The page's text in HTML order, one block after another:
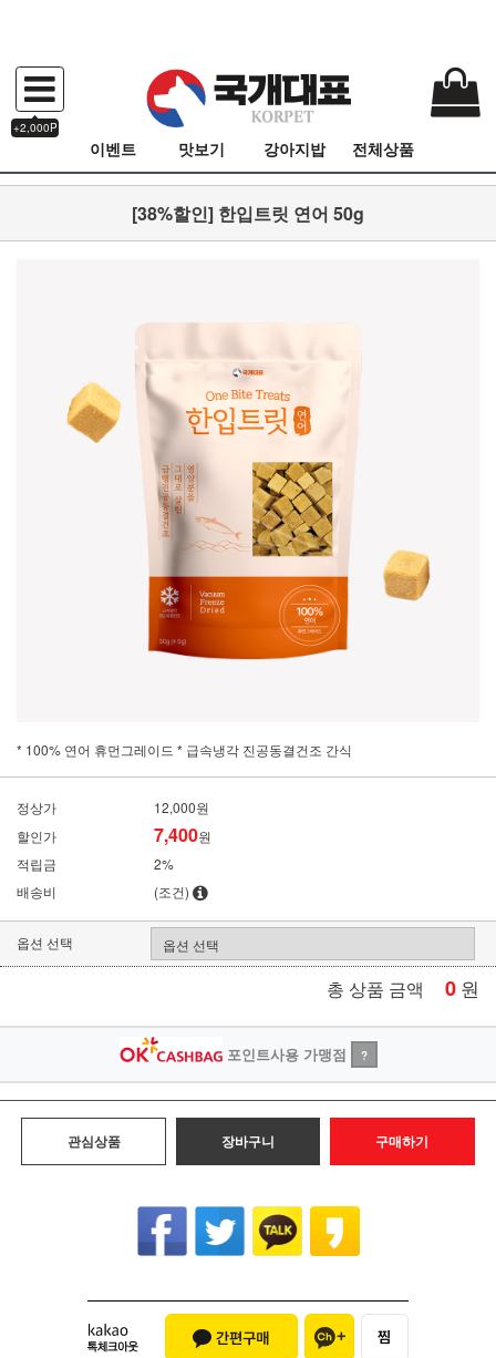
+2,000P
이벤트 맛보기 강아지밥 전체상품
[38%할인] 한입트릿 연어 50g
* 100% 연어 휴먼그레이드 * 급속냉각 진공동결건조 간식
정상가
12,000원
할인가
7,400원
적립금
2%
배송비
(조건)
옵션 선택
총 상품 금액 0 원
포인트사용 가맹점 ?
관심상품 장바구니 구매하기